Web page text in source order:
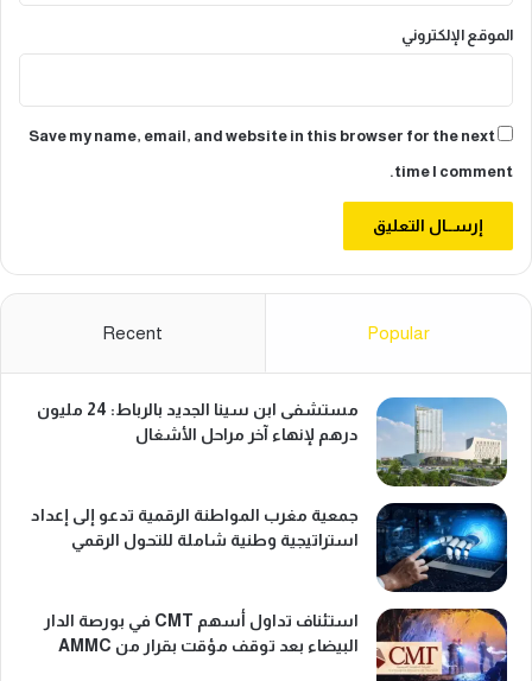
الموقع الإلكتروني
Save my name, email, and website in this browser for the next
time I comment.
Popular
Recent
مستشفى ابن سينا الجديد بالرباط: 24 مليون
درهم لإنهاء آخر مراحل الأشغال
جمعية مغرب المواطنة الرقمية تدعو إلى إعداد
استراتيجية وطنية شاملة للتحول الرقمي
استئناف تداول أسهم CMT في بورصة الدار
البيضاء بعد توقف مؤقت بقرار من AMMC